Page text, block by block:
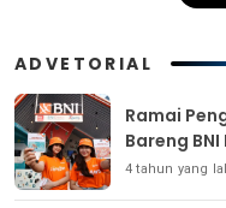
ADVETORIAL
Ramai
Bareng BNI
4 tahun yang